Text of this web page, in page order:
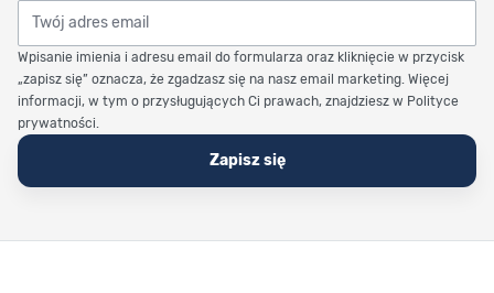
Twój adres email
Wpisanie imienia i adresu email do formularza oraz kliknięcie w przycisk
„zapisz się” oznacza, że zgadzasz się na nasz email marketing. Więcej
informacji, w tym o przysługujących Ci prawach, znajdziesz w Polityce
prywatności.
Zapisz się